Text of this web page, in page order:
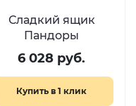
Сладкий ящик
Пандоры
6 028 руб.
Купить в 1 клик